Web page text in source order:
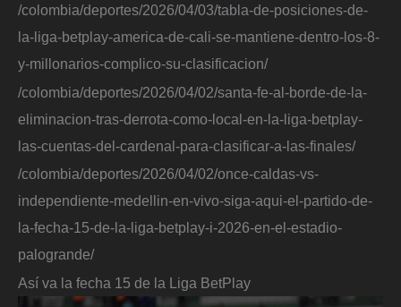
/colombia/deportes/2026/04/03/tabla-de-posiciones-de-
la-liga-betplay-america-de-cali-se-mantiene-dentro-los-8-
y-millonarios-complico-su-clasificacion/
/colombia/deportes/2026/04/02/santa-fe-al-borde-de-la-
eliminacion-tras-derrota-como-local-en-la-liga-betplay-
las-cuentas-del-cardenal-para-clasificar-a-las-finales/
/colombia/deportes/2026/04/02/once-caldas-vs-
independiente-medellin-en-vivo-siga-aqui-el-partido-de-
la-fecha-15-de-la-liga-betplay-i-2026-en-el-estadio-
palogrande/
Así va la fecha 15 de la Liga BetPlay